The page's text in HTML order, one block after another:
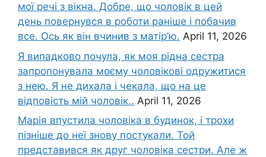
мої речі з вікна. Добре, що чоловік в цей
день повернувся в роботи раніше і побачив
все. Ось як він вчинив з матір’ю. April 11, 2026
Я випадково почула, як моя рідна сестра
запропонувала моєму чоловікові одружитися
з нею. Я не дихала і чекала, що на це
відповість мій чоловік.. April 11, 2026
Марія впустила чоловіка в будинок, і трохи
пізніше до неї знову постукали. Той
представився як друг чоловіка сестри. Але ж